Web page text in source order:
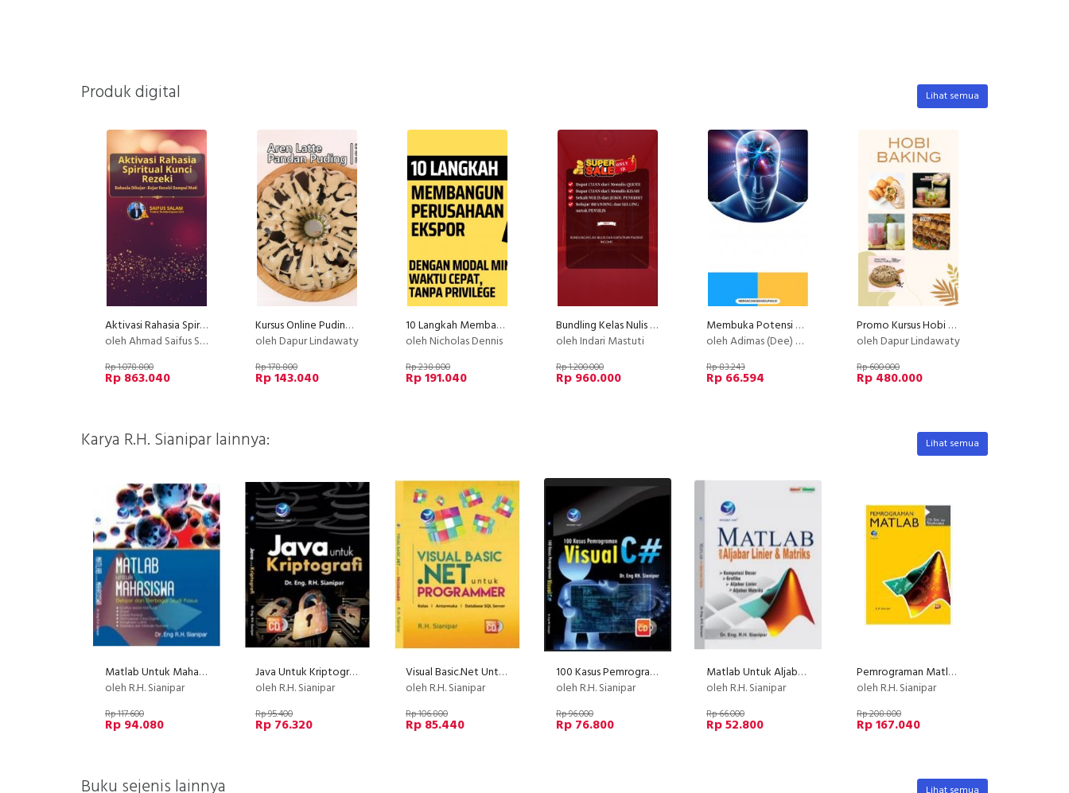
Produk digital Lihat semua
Aktivasi Rahasia Spiritual Kunci Rezeki
oleh Ahmad Saifus Salam
Rp 1.078.800
Rp 863.040
Kursus Online Puding Aren Latte Pandan Puding PU
oleh Dapur Lindawaty
Rp 178.800
Rp 143.040
10 Langkah Membangun Perusahaan Ekspor!
oleh Nicholas Dennis
Rp 238.800
Rp 191.040
Bundling Kelas Nulis Dan Dapatkan Passive Income
oleh Indari Mastuti
Rp 1.200.000
Rp 960.000
Membuka Potensi Diri melalui Kelenjar Pineal
oleh Adimas (Dee) Wirajayanagara (Lesmana)
Rp 83.243
Rp 66.594
Promo Kursus Hobi Baking Pu
oleh Dapur Lindawaty
Rp 600.000
Rp 480.000
Karya R.H. Sianipar lainnya: Lihat semua
Matlab Untuk Mahasiswa, Belajar Dari Berbagai Studi Kasus
oleh R.H. Sianipar
Rp 117.600
Rp 94.080
Java Untuk Kriptografi + cd
oleh R.H. Sianipar
Rp 95.400
Rp 76.320
Visual Basic.Net Untuk Programmer+cd
oleh R.H. Sianipar
Rp 106.800
Rp 85.440
100 Kasus Pemrograman Visual C# + cd
oleh R.H. Sianipar
Rp 96.000
Rp 76.800
Matlab Untuk Aljabar Linier Dan Matriks
oleh R.H. Sianipar
Rp 66.000
Rp 52.800
Pemrograman Matlab, 150+ Soal dan Penyelesaian + CD
oleh R.H. Sianipar
Rp 208.800
Rp 167.040
Buku sejenis lainnya